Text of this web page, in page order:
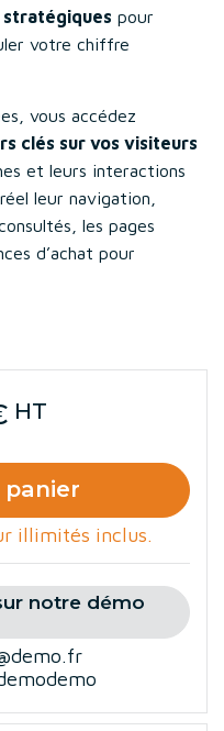
stratégiques pour
votre chiffre
vous accédez
clés sur vos visiteurs
et leurs interactions
leur navigation,
les pages
d’achat pour
HT
illimités inclus.
notre démo